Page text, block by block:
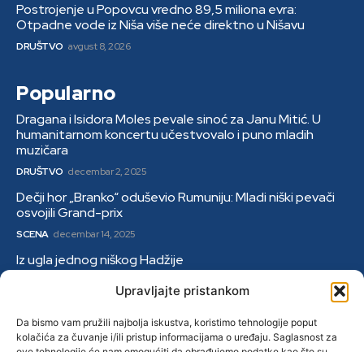
Upravljajte pristankom
Da bismo vam pružili najbolja iskustva, koristimo tehnologije poput
kolačića za čuvanje i/ili pristup informacijama o uređaju. Saglasnost za
Postrojenje u Popovcu vredno 89,5 miliona evra:
Otpadne vode iz Niša više neće direktno u Nišavu
DRUŠTVO avgust 8, 2026
Popularno
Dragana i Isidora Moles pevale sinoć za Janu Mitić. U
humanitarnom koncertu učestvovalo i puno mladih
muzičara
DRUŠTVO decembar 2, 2025
Dečji hor „Branko“ oduševio Rumuniju: Mladi niški pevači
osvojili Grand-prix
SCENA decembar 14, 2025
Iz ugla jednog niškog Hadžije
Kategorije